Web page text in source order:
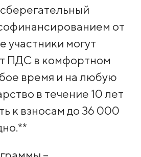
от
участники могут
ПДС в комфортном
время и на любую
в течение 10 лет
к взносам до 36 000